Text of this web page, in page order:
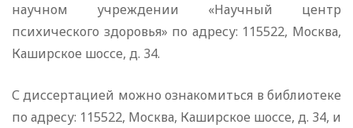
научном учреждении «Научный центр
психического здоровья» по адресу: 115522, Москва,
Каширское шоссе, д. 34.
С диссертацией можно ознакомиться в библиотеке
по адресу: 115522, Москва, Каширское шоссе, д. 34, и